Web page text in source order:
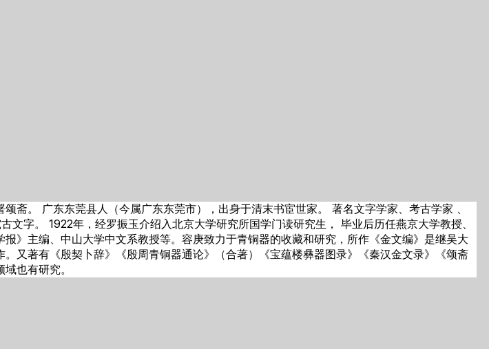
。 广东东莞县人（今属广东东莞市），出身于清末书宦世家。 著名文字学家、考古学家 、
字。 1922年，经罗振玉介绍入北京大学研究所国学门读研究生， 毕业后历任燕京大学教授、
》主编、中山大学中文系教授等。容庚致力于青铜器的收藏和研究，所作《金文编》是继吴大
又著有《殷契卜辞》《殷周青铜器通论》（合著）《宝蕴楼彝器图录》《秦汉金文录》《颂斋
也有研究。